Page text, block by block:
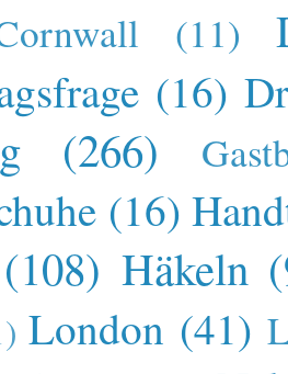
(11)
(16)
(266)
(16)
(108) Häkeln
London (41)